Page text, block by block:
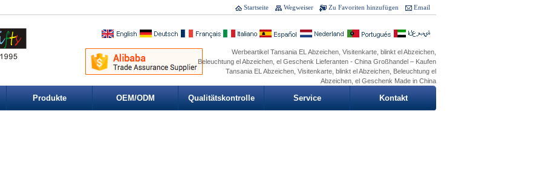
Email
Zu Favoriten hinzufügen
Wegweiser
Startseite
Werbeartikel Tansania EL Abzeichen, Visitenkarte, blinkt el Abzeichen,
Beleuchtung el Abzeichen, el Geschenk Lieferanten - China Großhandel – Kaufen
Tansania EL Abzeichen, Visitenkarte, blinkt el Abzeichen, Beleuchtung el
Abzeichen, el Geschenk Made in China
Produkte OEM/ODM Qualitätskontrolle Service Kontakt